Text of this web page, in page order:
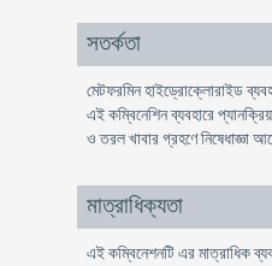
সতর্কতা
মেটফরমিন হাইড্রোক্লোরাইড
এই কম্বিনেশিন ব্যবহারে
ও তরল খাবার গ্রহণে নিষেধাজ্ঞা
মাত্রাধিক্যতা
এই কম্বিনেশনটি এর মাত্রাধিক